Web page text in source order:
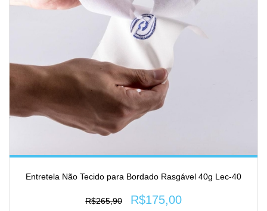
Entretela Não Tecido para Bordado Rasgável 40g Lec-40
R$265,90 R$175,00